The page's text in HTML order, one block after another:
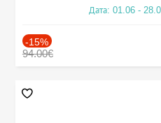
Дата: 01.06 -
-15%
94.00€